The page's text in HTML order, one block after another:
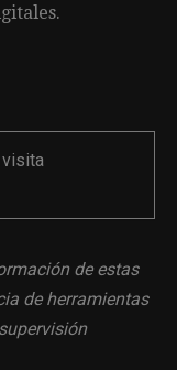
visita
de estas
de herramientas